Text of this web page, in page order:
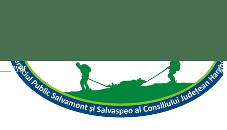
Magyar